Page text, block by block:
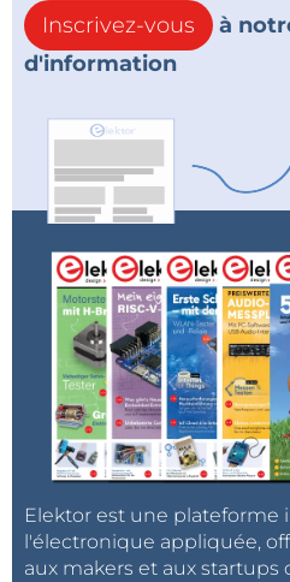
Inscrivez-vous
à
d'information
Elektor est une plateforme
l'électronique appliquée,
aux makers et aux